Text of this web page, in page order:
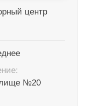
центр
№20